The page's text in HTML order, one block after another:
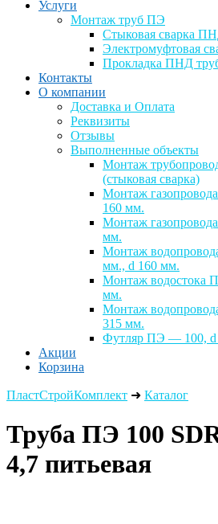
Услуги
Монтаж труб ПЭ
Стыковая сварка
Электромуфтовая
Прокладка ПНД
Контакты
О компании
Доставка и Оплата
Реквизиты
Отзывы
Выполненные объекты
Монтаж
(стыковая сварка)
Монтаж
160 мм.
Монтаж
мм.
Монтаж
мм., d 160 мм.
Монтаж водостока
мм.
Монтаж
315 мм.
Футляр ПЭ — 100, d
Акции
Корзина
ПластСтройКомплект ➜ Каталог
Труба ПЭ 100
4,7 питьевая